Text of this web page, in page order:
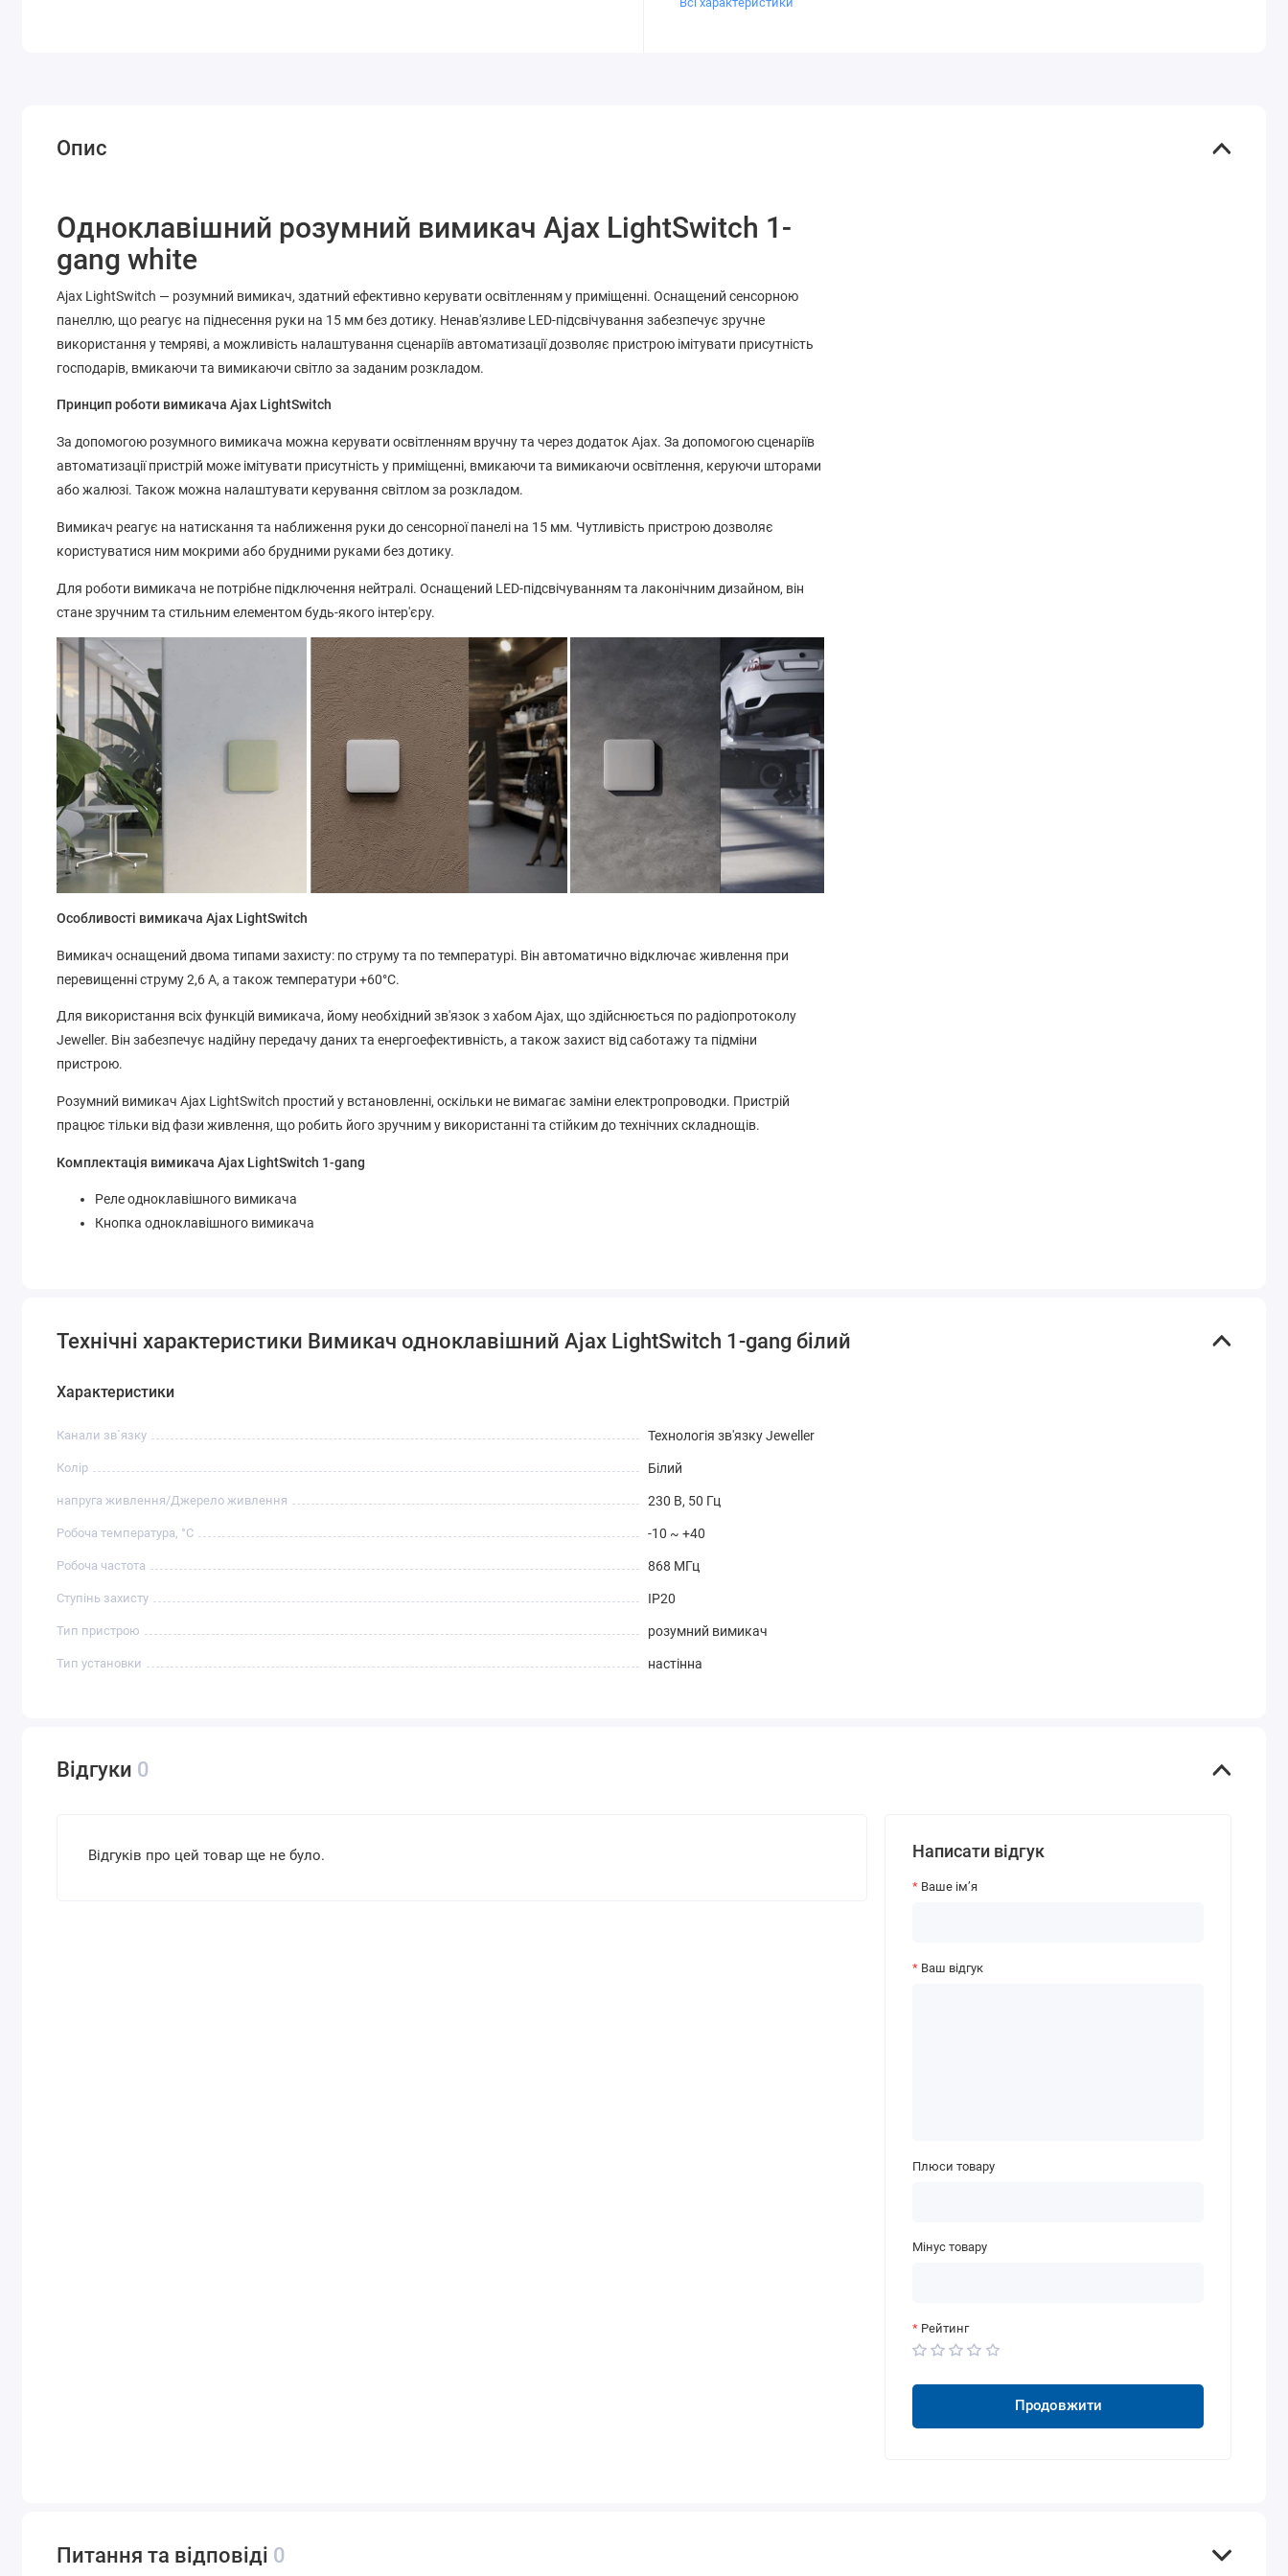
Опис
Одноклавішний розумний вимикач Ajax LightSwitch 1-
gang white
Ajax LightSwitch — розумний вимикач, здатний ефективно керувати освітленням у приміщенні. Оснащений сенсорною
панеллю, що реагує на піднесення руки на 15 мм без дотику. Ненав'язливе LED-підсвічування забезпечує зручне
використання у темряві, а можливість налаштування сценаріїв автоматизації дозволяє пристрою імітувати присутність
господарів, вмикаючи та вимикаючи світло за заданим розкладом.
Принцип роботи вимикача Ajax LightSwitch
За допомогою розумного вимикача можна керувати освітленням вручну та через додаток Ajax. За допомогою сценаріїв
автоматизації пристрій може імітувати присутність у приміщенні, вмикаючи та вимикаючи освітлення, керуючи шторами
або жалюзі. Також можна налаштувати керування світлом за розкладом.
Вимикач реагує на натискання та наближення руки до сенсорної панелі на 15 мм. Чутливість пристрою дозволяє
користуватися ним мокрими або брудними руками без дотику.
Для роботи вимикача не потрібне підключення нейтралі. Оснащений LED-підсвічуванням та лаконічним дизайном, він
стане зручним та стильним елементом будь-якого інтер'єру.
Особливості вимикача Ajax LightSwitch
Вимикач оснащений двома типами захисту: по струму та по температурі. Він автоматично відключає живлення при
перевищенні струму 2,6 А, а також температури +60°C.
Для використання всіх функцій вимикача, йому необхідний зв'язок з хабом Ajax, що здійснюється по радіопротоколу
Jeweller. Він забезпечує надійну передачу даних та енергоефективність, а також захист від саботажу та підміни
пристрою.
Розумний вимикач Ajax LightSwitch простий у встановленні, оскільки не вимагає заміни електропроводки. Пристрій
працює тільки від фази живлення, що робить його зручним у використанні та стійким до технічних складнощів.
Комплектація вимикача Ajax LightSwitch 1-gang
Реле одноклавішного вимикача
Кнопка одноклавішного вимикача
Технічні характеристики Вимикач одноклавішний Ajax LightSwitch 1-gang білий
Характеристики
Канали зв`язку Технологія зв'язку Jeweller
Колір Білий
напруга живлення/Джерело живлення 230 В, 50 Гц
Робоча температура, °C -10 ~ +40
Робоча частота 868 МГц
Ступінь захисту IP20
Тип пристрою розумний вимикач
Тип установки настінна
Відгуки 0
Відгуків про цей товар ще не було. Написати відгук
Ваше ім’я
Ваш відгук
Плюси товару
Мінус товару
Рейтинг
Продовжити
Питання та відповіді 0